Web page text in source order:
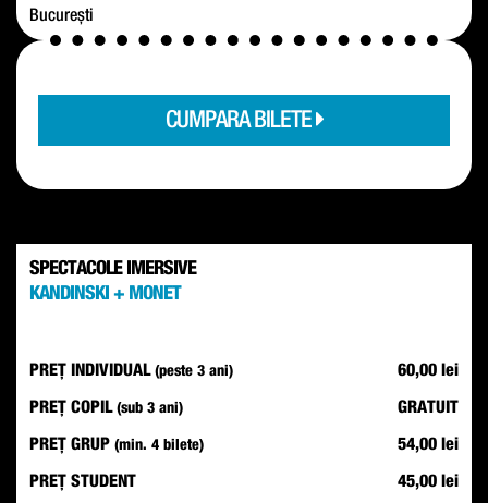
București
CUMPARA BILETE
SPECTACOLE IMERSIVE
KANDINSKI + MONET
PREȚ INDIVIDUAL (peste 3 ani) 60,00 lei
PREȚ COPIL (sub 3 ani) GRATUIT
PREȚ GRUP (min. 4 bilete) 54,00 lei
PREȚ STUDENT 45,00 lei